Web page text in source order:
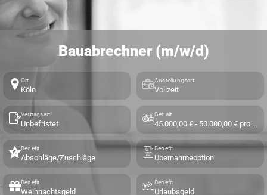
Bauabrechner (m/w/d)
Ort
Köln
Anstellungsart
Vollzeit
Vertragsart
Unbefristet
Gehalt
45.000,00 € - 50.000,00 € pro Jahr
Benefit
Abschläge/Zuschläge
Benefit
Übernahmeoption
Benefit
Weihnachtsgeld
Benefit
Urlaubsgeld